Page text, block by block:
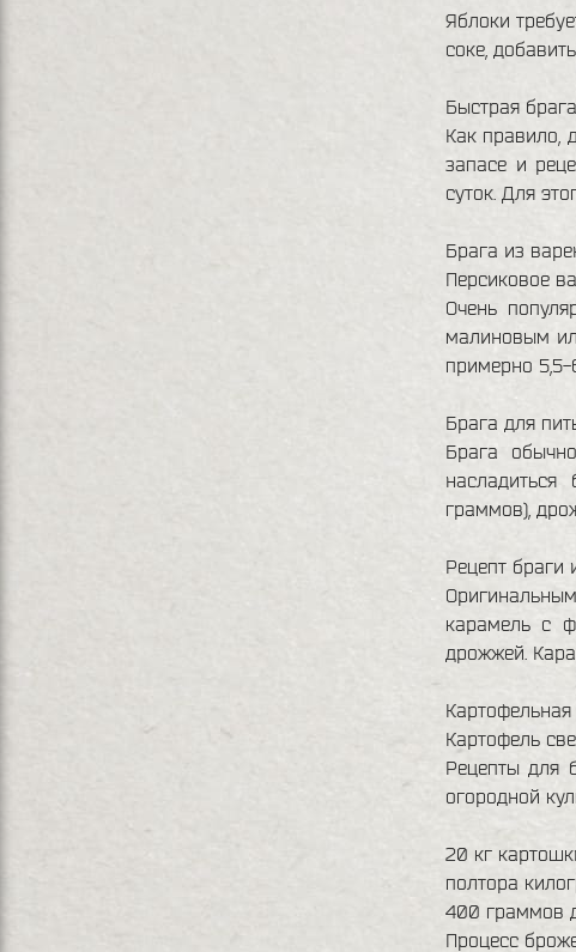
Яблоки
соке,
Быстрая брага
Как правило,
запасе и
суток. Для
Брага из
Персиковое
Очень
малиновым
примерно 5,5-
Брага для
Брага
граммов),
Рецепт браги
карамель с
дрожжей.
Картофельная
Картофель
Рецепты для
огородной
20 кг
полтора
400 граммов
Процесс